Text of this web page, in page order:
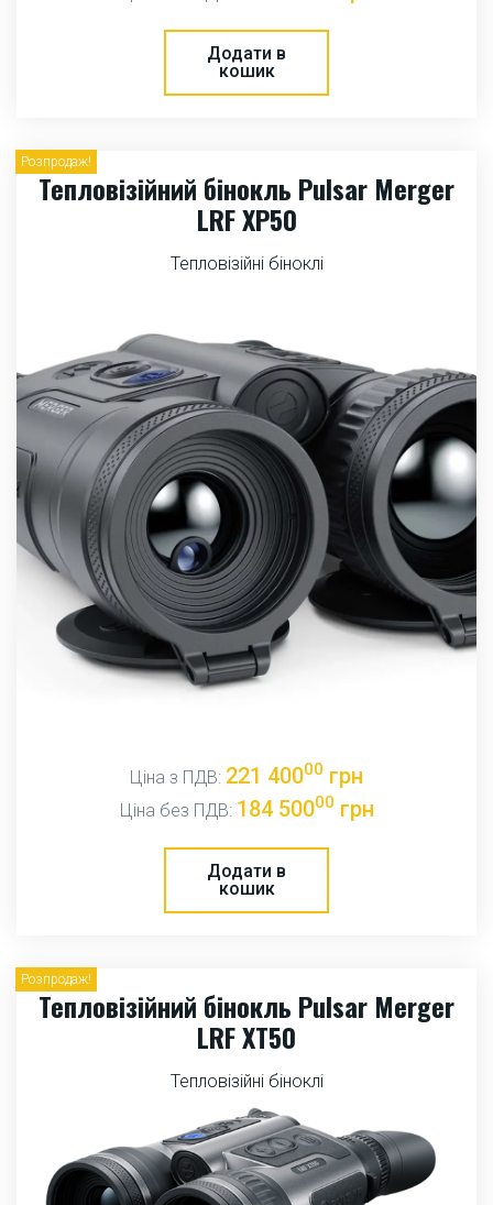
Додати в
кошик
Розпродаж!
Тепловізійний бінокль Pulsar Merger
LRF XP50
Тепловізійні біноклі
Ціна з ПДВ: 221 40000 грн
Ціна без ПДВ: 184 50000 грн
Додати в
кошик
Розпродаж!
Тепловізійний бінокль Pulsar Merger
LRF XT50
Тепловізійні біноклі